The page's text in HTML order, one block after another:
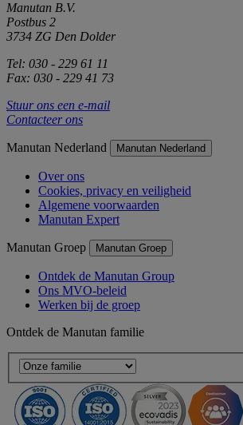
Manutan B.V.
Postbus 2
3734 ZG Den Dolder
Tel: 030 - 229 61 11
Fax: 030 - 229 41 73
Stuur ons een e-mail
Contacteer ons
Manutan Nederland Manutan Nederland
Over ons
Cookies, privacy en veiligheid
Algemene voorwaarden
Manutan Expert
Manutan Groep Manutan Groep
Ontdek de Manutan Group
Ons MVO-beleid
Werken bij de groep
Ontdek de Manutan familie